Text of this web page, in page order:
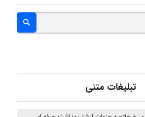
تبلیغات متنی